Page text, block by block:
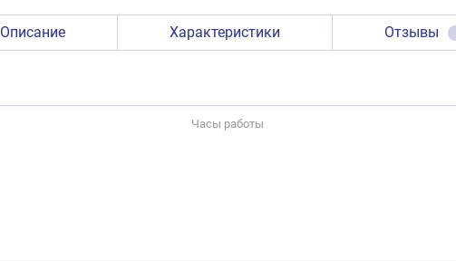
Описание Характеристики Отзывы
Часы работы